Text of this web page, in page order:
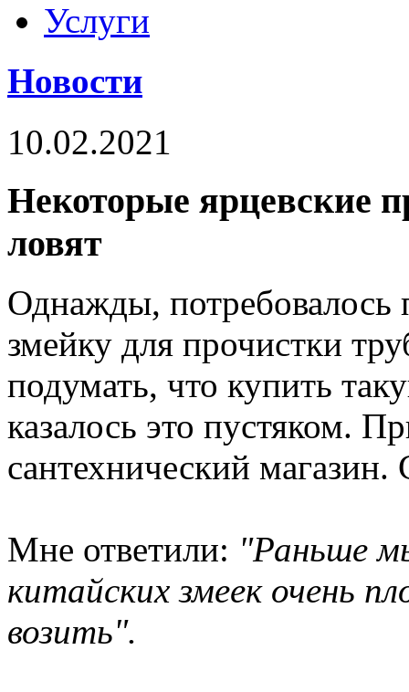
Услуги
Новости
10.02.2021
Некоторые ярцевские
ловят
Однажды,
змейку для прочистки
подумать, что купить
казалось это пустяком.
сантехнический
Мне ответили: "Раньше
китайских змеек очень
возить".